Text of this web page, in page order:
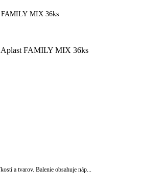
FIRST AID by FIXAplast FAMILY MIX 36ks
a tvarov. Balenie obsahuje náp...